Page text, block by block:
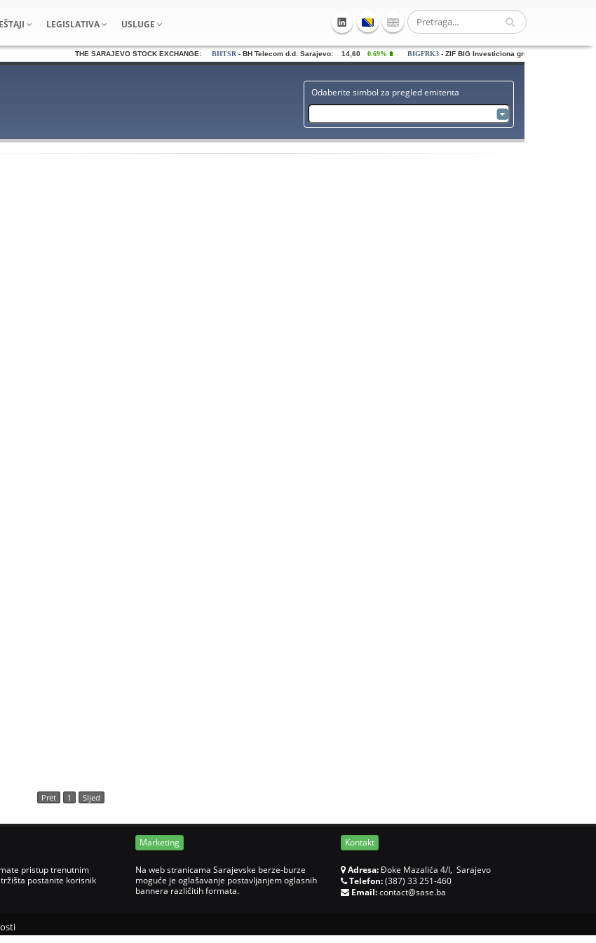
LEGISLATIVA USLUGE
THE SARAJEVO STOCK EXCHANGE:BHTSR- BH Telecom d.d. Sarajevo: 14,60 0.69% BIGFRK3- ZIF BIG Investiciona grupa dd Sarajevo: 0,72
Odaberite simbol za pregled emitenta
Pret 1 Sljed
pristup trenutnim
postanite korisnik
Marketing
Na web stranicama Sarajevske berze-burze
moguće je oglašavanje postavljanjem oglasnih
bannera različitih formata.
Kontakt
Adresa:Đoke Mazalića 4/I, Sarajevo
Telefon:(387) 33 251-460
Email: contact@sase.ba